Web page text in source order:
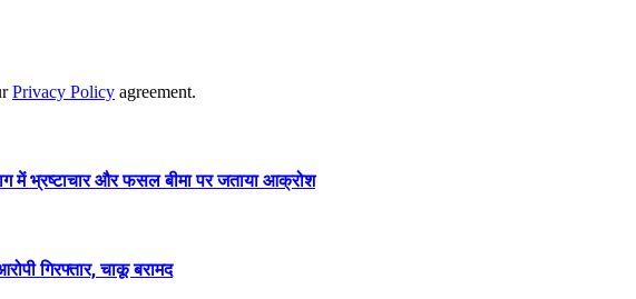
Privacy Policy agreement.
में भ्रष्टाचार और फसल बीमा पर जताया आक्रोश
गिरफ्तार, चाकू बरामद